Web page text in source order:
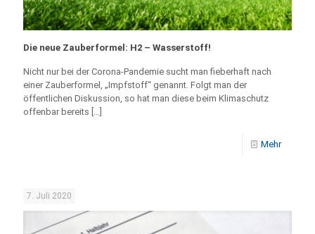
Die neue Zauberformel: H2 – Wasserstoff!
Nicht nur bei der Corona-Pandemie sucht man fieberhaft nach
einer Zauberformel, „Impfstoff“ genannt. Folgt man der
öffentlichen Diskussion, so hat man diese beim Klimaschutz
offenbar bereits […]
Mehr
7. Juli 2020